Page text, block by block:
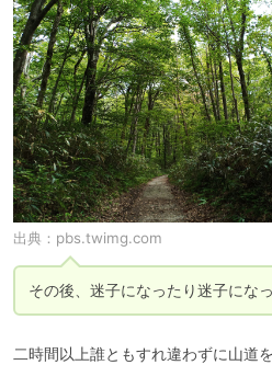
出典： pbs.twimg.com
その後、迷子になったり迷子にな
二時間以上誰ともすれ違わずに山道